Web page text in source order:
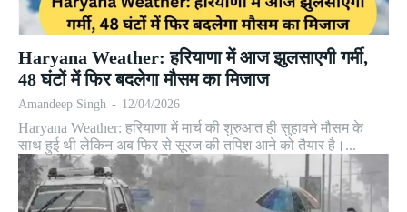
Haryana Weather: हरियाणा में आज झुलसाएगी गर्मी,
48 घंटों में फिर बदलेगा मौसम का मिजाज
Amandeep Singh - 12/04/2026
Haryana Weather: हरियाणा में मार्च की शुरुआत ही सुहावने मौसम के
साथ हुई थी लेकिन अब फिर से सूरज की तपिश आने को तैयार है।...